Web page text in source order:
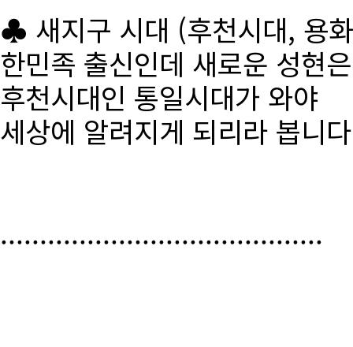
♣ 새지구 시대 (후천시대, 용
한민족 출신인데 새로운 성현
후천시대인 통일시대가 와야
세상에 알려지게 되리라 봅니
.........................................